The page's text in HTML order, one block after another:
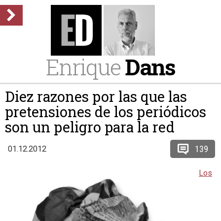
EnriqueDans
Diez razones por las que las
pretensiones de los periódicos
son un peligro para la red
01.12.2012 139
Los